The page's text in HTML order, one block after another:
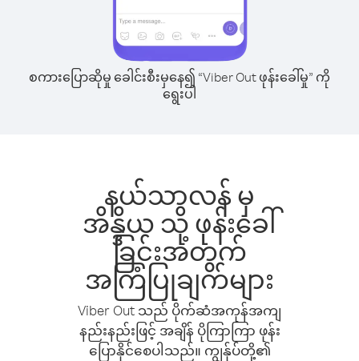
စကားပြောဆိုမှု ခေါင်းစီးမှနေ၍ “Viber Out ဖုန်းခေါ်မှု” ကို
ရွေးပါ
နယ်သာလန် မှ
အိန္ဒိယ သို့ ဖုန်းခေါ်
ခြင်းအတွက်
အကြံပြုချက်များ
Viber Out သည် ပိုက်ဆံအကုန်အကျ
နည်းနည်းဖြင့် အချိန် ပိုကြာကြာ ဖုန်း
ပြောနိုင်စေပါသည်။ ကျွန်ုပ်တို့၏